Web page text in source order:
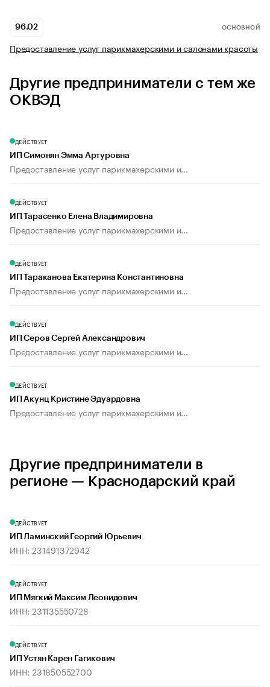
96.02 ОСНОВНОЙ
Предоставление услуг парикмахерскими и салонами красоты
Другие предприниматели с тем же
ОКВЭД
ДЕЙСТВУЕТ
ИП Симонян Эмма Артуровна
Предоставление услуг парикмахерскими и...
ДЕЙСТВУЕТ
ИП Тарасенко Елена Владимировна
Предоставление услуг парикмахерскими и...
ДЕЙСТВУЕТ
ИП Тараканова Екатерина Константиновна
Предоставление услуг парикмахерскими и...
ДЕЙСТВУЕТ
ИП Серов Сергей Александрович
Предоставление услуг парикмахерскими и...
ДЕЙСТВУЕТ
ИП Акунц Кристине Эдуардовна
Предоставление услуг парикмахерскими и...
Другие предприниматели в
регионе — Краснодарский край
ДЕЙСТВУЕТ
ИП Ламинский Георгий Юрьевич
ИНН: 231491372942
ДЕЙСТВУЕТ
ИП Мягкий Максим Леонидович
ИНН: 231135550728
ДЕЙСТВУЕТ
ИП Устян Карен Гагикович
ИНН: 231850552700